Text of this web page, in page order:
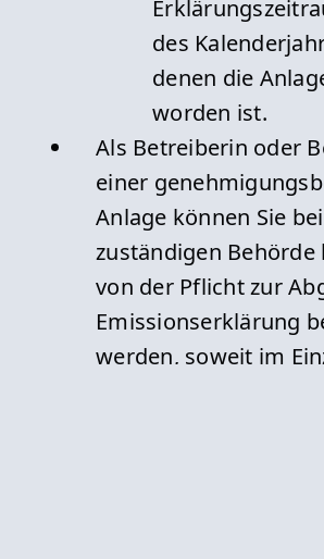
des
denen die
worden ist.
Als Betreiberin oder
einer
Anlage können Sie
zuständigen Behörde
von der Pflicht zur
Emissionserklärung
werden, soweit im